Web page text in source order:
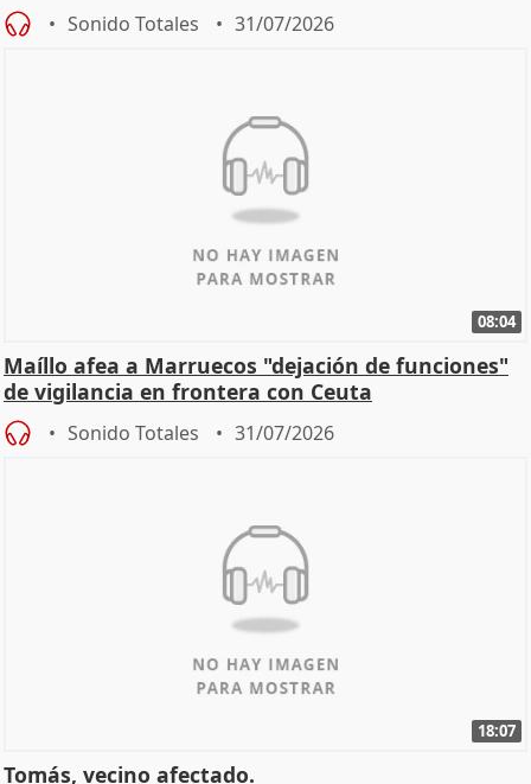
Sonido Totales 31/07/2026
08:04
Maíllo afea a Marruecos "dejación de funciones"
de vigilancia en frontera con Ceuta
Sonido Totales 31/07/2026
18:07
Tomás, vecino afectado.